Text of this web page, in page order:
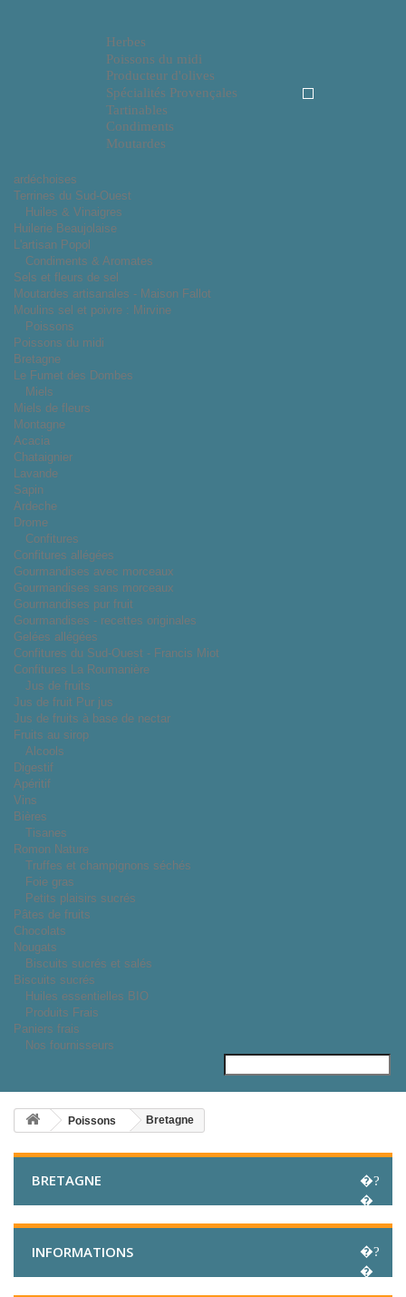
Herbes
Poissons du midi
Producteur d'olives
Spécialités Provençales
Tartinables
Condiments
Moutardes
ardéchoises
Terrines du Sud-Ouest
Huiles & Vinaigres
Huilerie Beaujolaise
L'artisan Popol
Condiments & Aromates
Sels et fleurs de sel
Moutardes artisanales - Maison Fallot
Moulins sel et poivre : Mirvine
Poissons
Poissons du midi
Bretagne
Le Fumet des Dombes
Miels
Miels de fleurs
Montagne
Acacia
Chataignier
Lavande
Sapin
Ardeche
Drome
Confitures
Confitures allégées
Gourmandises avec morceaux
Gourmandises sans morceaux
Gourmandises pur fruit
Gourmandises - recettes originales
Gelées allégées
Confitures du Sud-Ouest - Francis Miot
Confitures La Roumanière
Jus de fruits
Jus de fruit Pur jus
Jus de fruits à base de nectar
Fruits au sirop
Alcools
Digestif
Apéritif
Vins
Bières
Tisanes
Romon Nature
Truffes et champignons séchés
Foie gras
Petits plaisirs sucrés
Pâtes de fruits
Chocolats
Nougats
Biscuits sucrés et salés
Biscuits sucrés
Huiles essentielles BIO
Produits Frais
Paniers frais
Nos fournisseurs
Poissons Bretagne
BRETAGNE
INFORMATIONS